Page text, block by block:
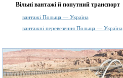
Вільні вантажі й попутний транспорт
вантажі Польща — Україна
вантажні перевезення Польща — Україна